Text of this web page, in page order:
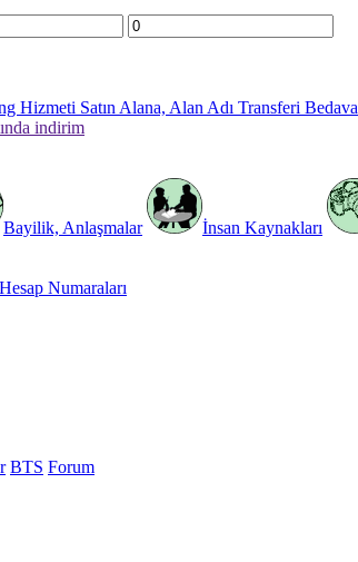
Hizmeti Satın Alana, Alan Adı Transferi Bedava
indirim
Bayilik, Anlaşmalar İnsan Kaynakları
Hesap Numaraları
BTS Forum